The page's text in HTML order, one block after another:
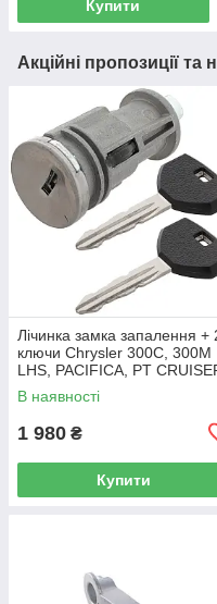
Купити
Акційні пропозиції та
Лічинка замка запалення +
ключи Chrysler 300C, 300M
LHS, PACIFICA, PT
SEBRING 5003843AB
В наявності
1 980 ₴
Купити